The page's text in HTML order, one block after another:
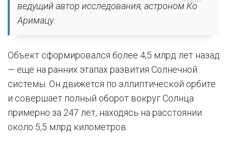
ведущий автор исследования, астроном Ко
Аримацу.
Объект сформировался более 4,5 млрд лет назад
— еще на ранних этапах развития Солнечной
системы. Он движется по эллиптической орбите
и совершает полный оборот вокруг Солнца
примерно за 247 лет, находясь на расстоянии
около 5,5 млрд километров.